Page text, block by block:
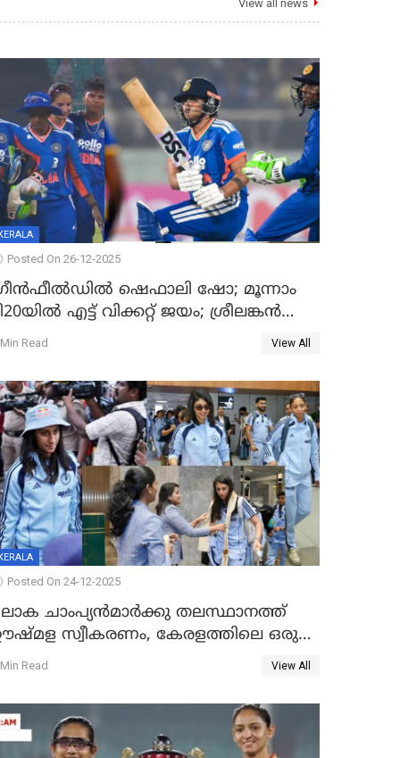
View all news
Posted On 26-12-2025
ഷെഫാലി ഷോ; മൂന്നാം
എട്ട് വിക്കറ്റ് ജയം; ശ്രീലങ്കന്‍
ടി20 പരമ്പര
Read View All
Posted On 24-12-2025
ചാംപ്യൻമാർക്കു തലസ്ഥാനത്ത്
സ്വീകരണം, കേരളത്തിലെ ഒരു
ജയിച്ചാൽ ഇന്ത്യയ്ക്കു പരമ്പര
Read View All